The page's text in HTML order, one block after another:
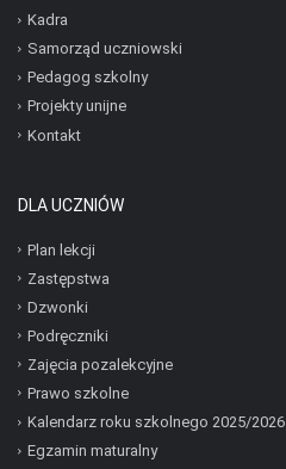
Kadra
Samorząd uczniowski
Pedagog szkolny
Projekty unijne
Kontakt
DLA UCZNIÓW
Plan lekcji
Zastępstwa
Dzwonki
Podręczniki
Zajęcia pozalekcyjne
Prawo szkolne
Kalendarz roku szkolnego 2025/2026
Egzamin maturalny